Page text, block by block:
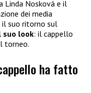
Linda Nosková e il
dei media
suo ritorno sul
look: il cappello
torneo.
ha fatto